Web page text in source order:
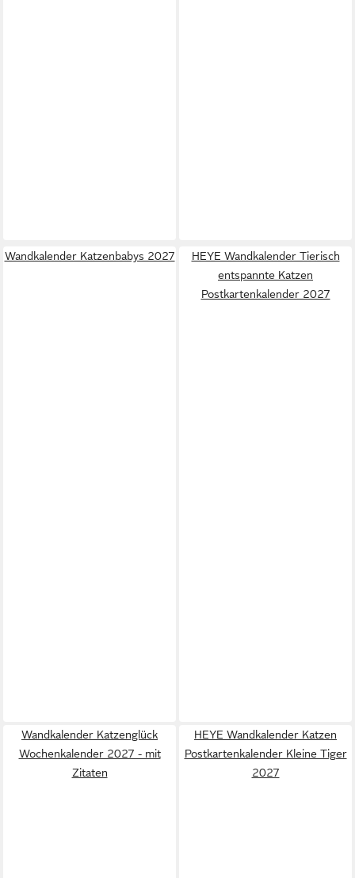
Wandkalender Katzenbabys 2027
HEYE Wandkalender Tierisch
entspannte Katzen
Postkartenkalender 2027
Wandkalender Katzenglück
Wochenkalender 2027 - mit
Zitaten
HEYE Wandkalender Katzen
Postkartenkalender Kleine Tiger
2027